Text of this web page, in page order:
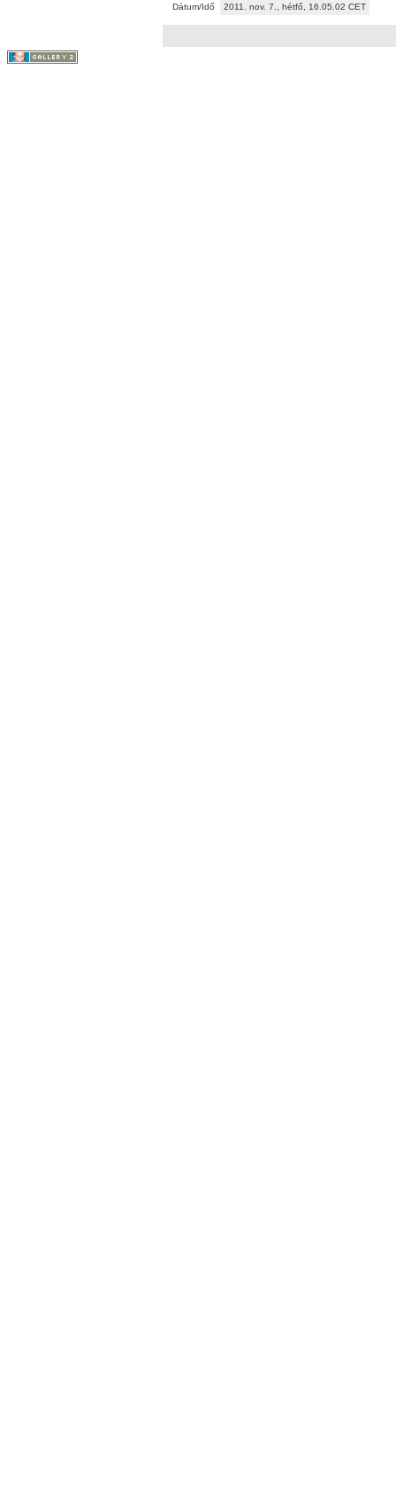
Dátum/Idő
2011. nov. 7., hétfő, 16.05.02 CET